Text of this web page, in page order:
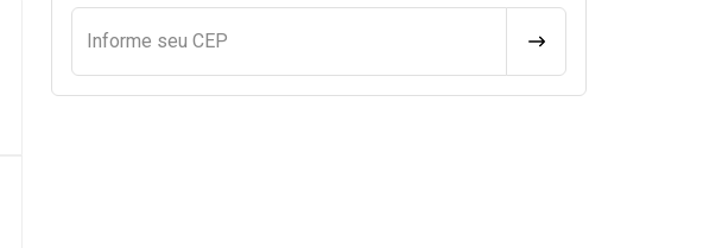
Informe seu CEP CALCULAR FRETE